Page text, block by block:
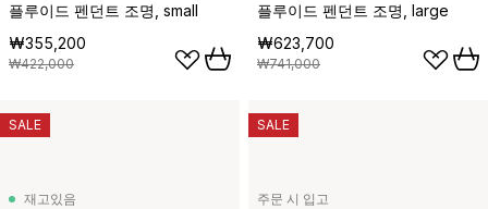
플루이드 펜던트 조명, small
₩355,200
₩422,000
플루이드 펜던트 조명, large
₩623,700
₩741,000
재고있음
SALE
주문 시 입고
SALE